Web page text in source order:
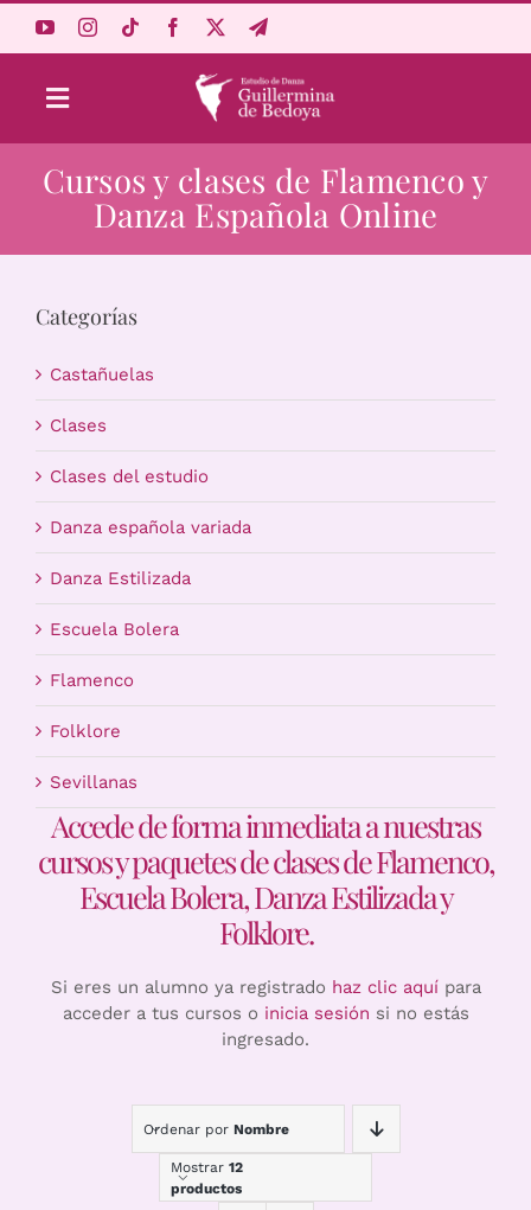
Toggle
Navigation
Aprende Online
Estudio
Carrito
Cursos y clases de Flamenco y
Danza Española Online
Categorías
Castañuelas
Clases
Clases del estudio
Danza española variada
Danza Estilizada
Escuela Bolera
Flamenco
Folklore
Sevillanas
Accede de forma inmediata a nuestras
cursos y paquetes de clases de Flamenco,
Escuela Bolera, Danza Estilizada y
Folklore.
Si eres un alumno ya registrado haz clic aquípara
acceder a tus cursos o inicia sesión si no estás
ingresado.
Ordenar por Nombre
Mostrar 12
productos